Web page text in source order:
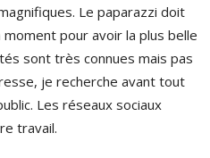
Le paparazzi doit
pour avoir la plus belle
sont très connues mais pas
je recherche avant tout
Les réseaux sociaux
travail.